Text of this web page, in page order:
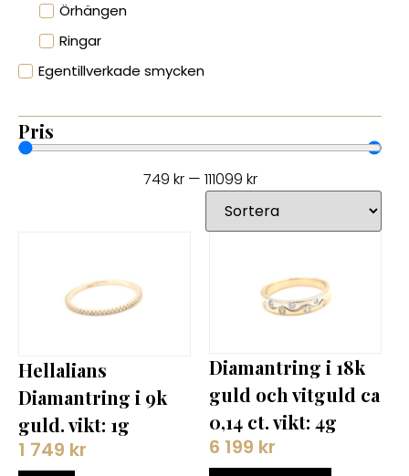
Örhängen
Ringar
Egentillverkade smycken
Pris
749 kr— 111099 kr
Hellalians
Diamantring i 9k
guld. vikt: 1g
1 749 kr
Diamantring i 18k
guld och vitguld ca
0,14 ct. vikt: 4g
6 199 kr